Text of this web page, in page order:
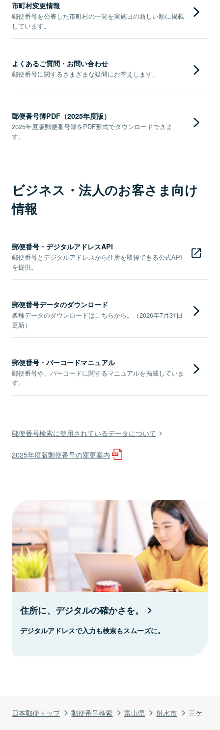
日本郵便トップ 郵便番号検索 富山県 射水市 三ケ
市町村変更情報
郵便番号を公表した市町村の一覧を実施日の新しい順に掲載
しています。
よくあるご質問・お問い合わせ
郵便番号に関するさまざまな疑問にお答えします。
郵便番号簿PDF（2025年度版）
2025年度版郵便番号簿をPDF形式でダウンロードできま
す。
ビジネス・法人のお客さま向け
情報
郵便番号・デジタルアドレスAPI
郵便番号とデジタルアドレスから住所を取得できる公式API
を提供。
郵便番号データのダウンロード
各種データのダウンロードはこちらから。（2026年7月31日
更新）
郵便番号・バーコードマニュアル
郵便番号や、バーコードに関するマニュアルを掲載していま
す。
郵便番号検索に使用されているデータについて
2025年度版郵便番号の変更案内
住所に、デジタルの確かさを。
デジタルアドレスで入力も検索もスムーズに。